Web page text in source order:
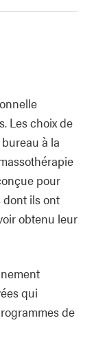
Les choix de
à la
pour
ils ont
obtenu leur
qui
de